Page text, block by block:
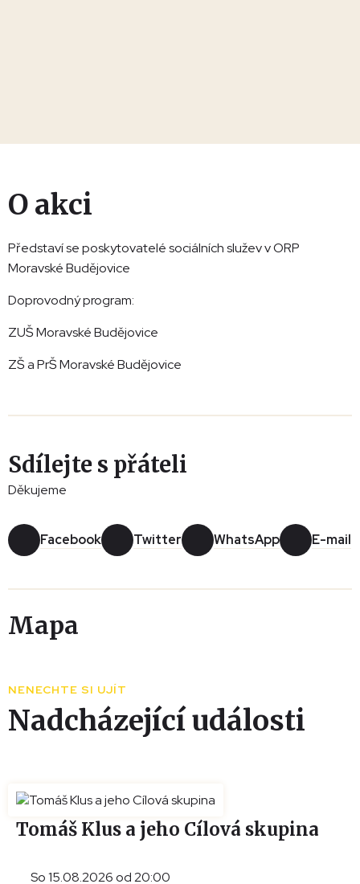
O akci
Představí se poskytovatelé sociálních služev v ORP
Moravské Budějovice
Doprovodný program:
ZUŠ Moravské Budějovice
ZŠ a PrŠ Moravské Budějovice
Sdílejte s přáteli
Děkujeme
Facebook Twitter WhatsApp E-mail
Mapa
NENECHTE SI UJÍT
Nadcházející události
Tomáš Klus a jeho Cílová skupina
So 15.08.2026 od 20:00